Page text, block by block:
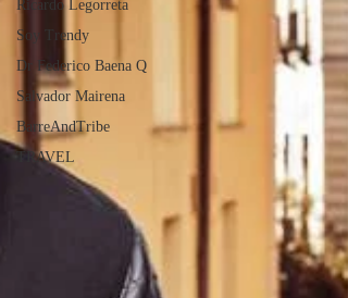
Ricardo Legorreta
Soy Trendy
Dr Federico Baena Q
Salvador Mairena
BarreAndTribe
TRAVEL